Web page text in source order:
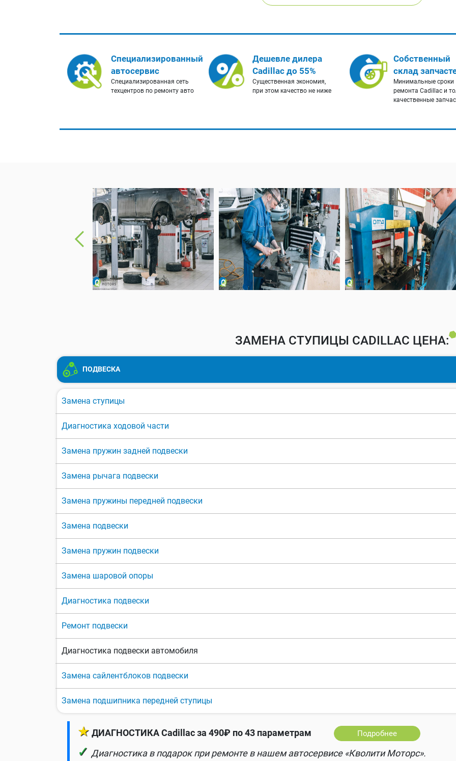
Специализированный
автосервис
Специализированная сеть
техцентров по ремонту авто
Дешевле дилера
Cadillac до 55%
Существенная экономия,
при этом качество не ниже
Собственный
склад
Минимальные сроки
ремонта Cadillac и
качественные
ЗАМЕНА СТУПИЦЫ CADILLAC ЦЕНА:
ПОДВЕСКА
Замена ступицы
Диагностика ходовой части
Замена пружин задней подвески
Замена рычага подвески
Замена пружины передней подвески
Замена подвески
Замена пружин подвески
Замена шаровой опоры
Диагностика подвески
Ремонт подвески
Диагностика подвески автомобиля
Замена сайлентблоков подвески
Замена подшипника передней ступицы
★ ДИАГНОСТИКА Cadillac за 490₽ по 43 параметрам Подробнее
✓ Диагностика в подарок при ремонте в нашем автосервисе «Кволити Моторс».